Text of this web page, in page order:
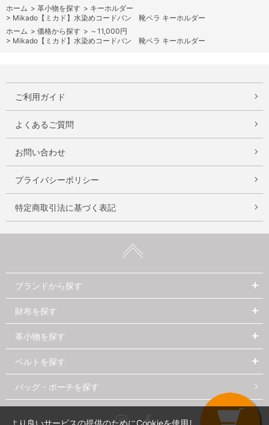
ホーム > 革小物を探す > キーホルダー
> Mikado【ミカド】水染めコードバン 靴ベラ キーホルダー
ホーム > 価格から探す > ～11,000円
> Mikado【ミカド】水染めコードバン 靴ベラ キーホルダー
ご利用ガイド
よくあるご質問
お問い合わせ
プライバシーポリシー
特定商取引法に基づく表記
ブランドから探す
財布を探す
革小物を探す
ベルトを探す
バッグ・ポーチを探す
InstagramFacebook